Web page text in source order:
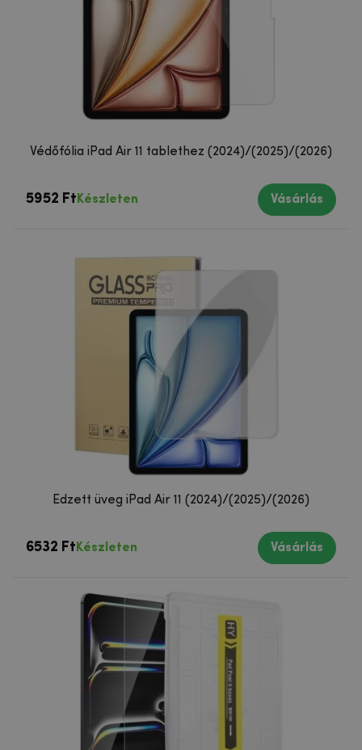
Védőfólia iPad Air 11 tablethez (2024)/(2025)/(2026)
5952 Ft Készleten Vásárlás
Edzett üveg iPad Air 11 (2024)/(2025)/(2026)
6532 Ft Készleten Vásárlás